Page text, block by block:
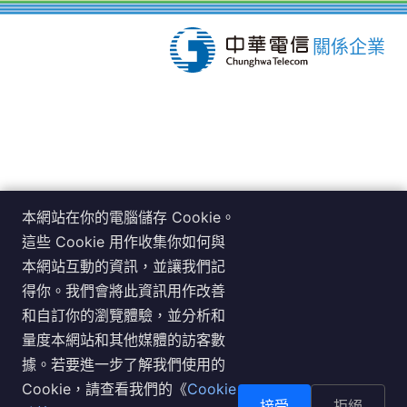
關係企業
服務據點（台北）：100019 台北市中正區杭州南路一段 26
號 8 樓
服務據點（台中）：408030 台中市南屯區文心路一段 351
號 2 樓
服務據點（高雄）：813310 高雄市左營區至聖路 200 號 7
樓
聯繫電話：台北 02-2343-1628，台中 04-2369-2214，高
雄 07-262-6260
本網站在你的電腦儲存 Cookie。
這些 Cookie 用作收集你如何與
本網站互動的資訊，並讓我們記
得你。我們會將此資訊用作改善
和自訂你的瀏覽體驗，並分析和
量度本網站和其他媒體的訪客數
據。若要進一步了解我們使用的
Cookie，請查看我們的《Cookie